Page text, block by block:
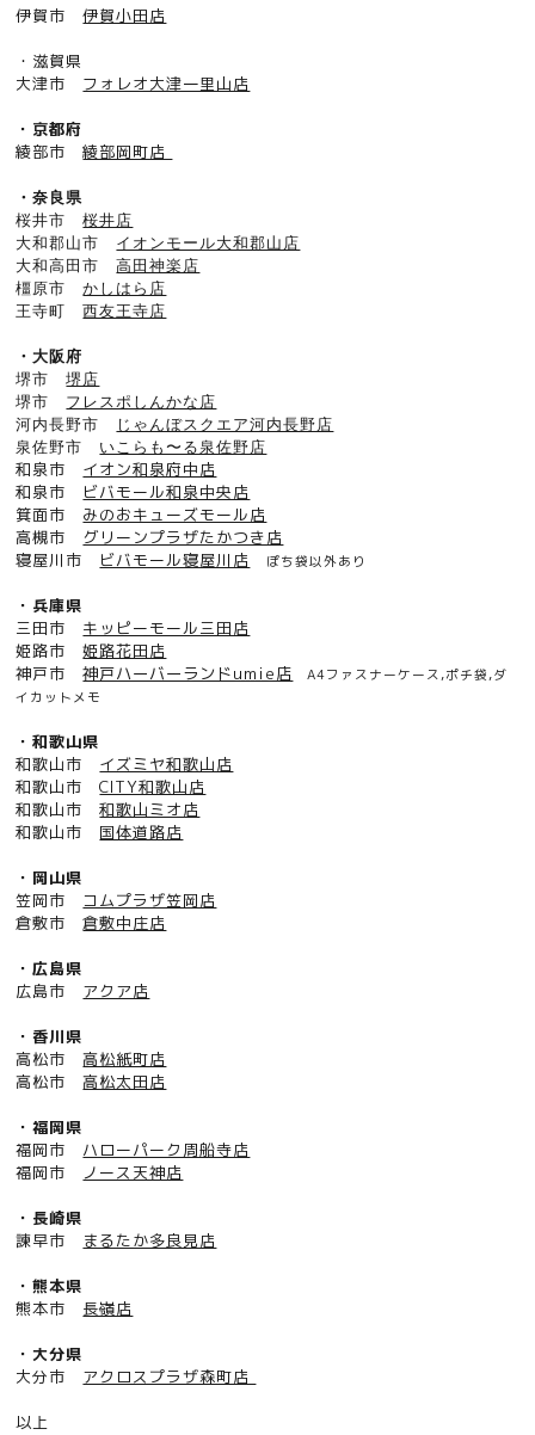
伊賀市伊賀小田店
・滋賀県
大津市 フォレオ大津一里山店
・京都府
綾部市綾部岡町店
・奈良県
桜井市桜井店
大和郡山市 イオンモール大和郡山店
大和高田市高田神楽店
橿原市かしはら店
王寺町西友王寺店
・大阪府
堺市堺店
堺市 フレスポしんかな店
河内長野市
じゃんぼスクエア河内長野店
泉佐野市 いこらも〜る泉佐野店
和泉市 イオン和泉府中店
和泉市 ビバモール和泉中央店
箕面市 みのおキューズモール店
高槻市 グリーンプラザたかつき店
寝屋川市 ビバモール寝屋川店 ぽち袋以外あり
・兵庫県
三田市 キッピーモール三田店
姫路市姫路花田店
神戸市神戸ハーバーランドumie店
A4ファスナーケース,ポチ袋,ダ
イカットメモ
・和歌山県
和歌山市 イズミヤ和歌山店
和歌山市CITY和歌山店
和歌山市和歌山ミオ店
和歌山市 国体道路店
・岡山県
笠岡市 コムプラザ笠岡店
倉敷市倉敷中庄店
・広島県
広島市 アクア店
・香川県
高松市高松紙町店
高松市高松太田店
・福岡県
福岡市 ハローパーク周船寺店
福岡市 ノース天神店
・長崎県
諫早市 まるたか多良見店
・熊本県
熊本市 長嶺店
・大分県
大分市 アクロスプラザ森町店
以上